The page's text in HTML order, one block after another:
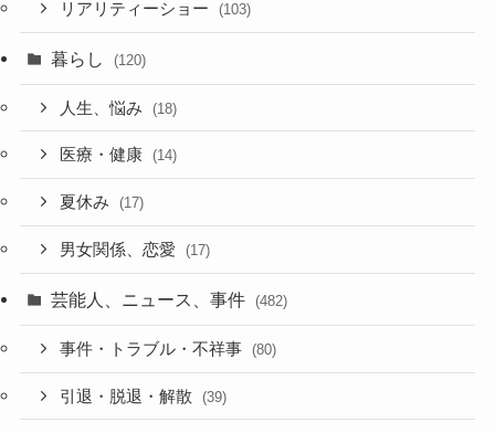
リアリティーショー (103)
暮らし (120)
人生、悩み (18)
医療・健康 (14)
夏休み (17)
男女関係、恋愛 (17)
芸能人、ニュース、事件 (482)
事件・トラブル・不祥事 (80)
引退・脱退・解散 (39)